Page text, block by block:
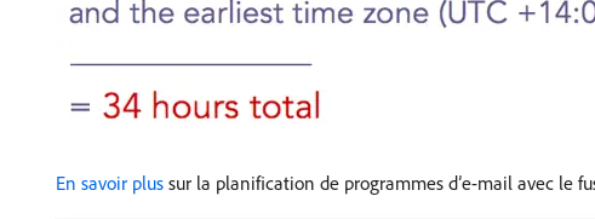
En savoir plus sur la planification de programmes d’e-mail avec le